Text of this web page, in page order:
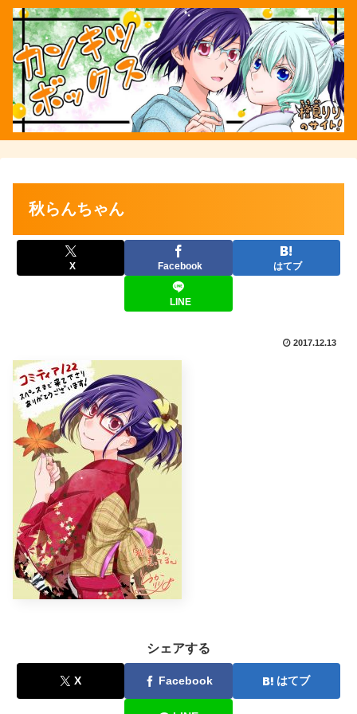
秋らんちゃん
X Facebook はてブ
LINE
2017.12.13
シェアする
X Facebook はてブ